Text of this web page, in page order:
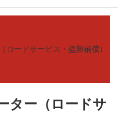
ター（ロードサ